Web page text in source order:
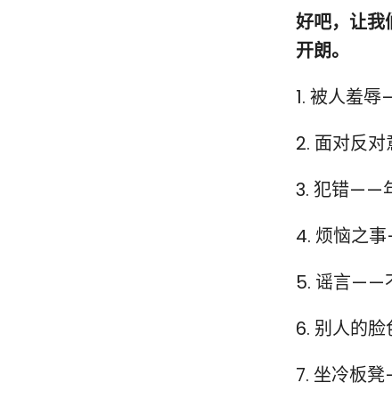
好吧，让我
开朗。
1. 被人羞
2. 面对反
3. 犯错——
4. 烦恼之
5. 谣言——
6. 别人的
7. 坐冷板